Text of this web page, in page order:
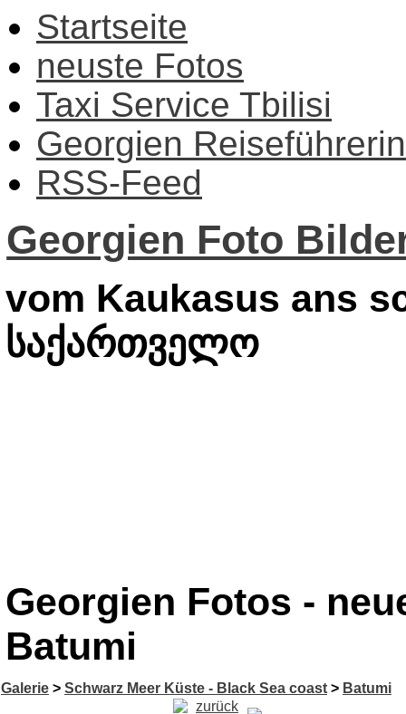
Startseite
neuste Fotos
Taxi Service Tbilisi
Georgien Reiseführerin
RSS-Feed
Georgien Foto
vom Kaukasus ans
საქართველო
Georgien Fotos -
Batumi
Galerie > Schwarz Meer Küste - Black Sea coast > Batumi